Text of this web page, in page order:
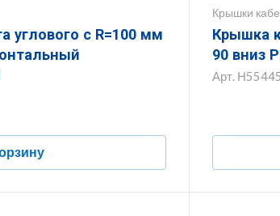
углового с R=100 мм
Крышки
Крышка
90 вниз
Арт.